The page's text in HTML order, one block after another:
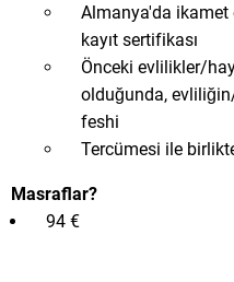
Almanya'da ikamet
kayıt sertifikası
Önceki evlilikler/
olduğunda,
feshi
Tercümesi ile
Masraflar?
94 €